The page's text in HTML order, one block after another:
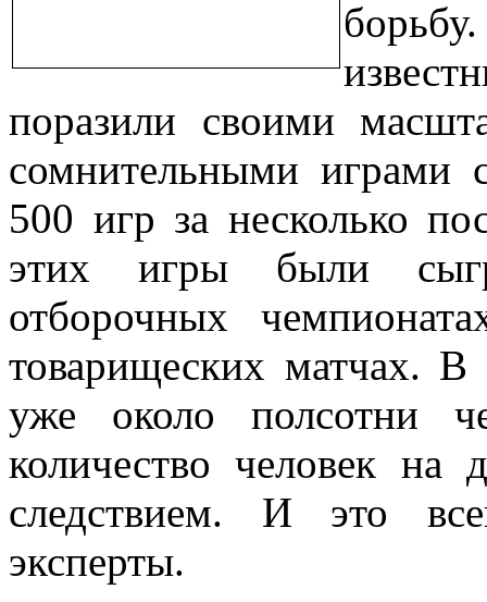
поразили своими
сомнительными играми
500 игр за несколько
этих игры были
отборочных
товарищеских матчах. В
уже около полсотни
количество человек на
следствием. И это
эксперты.